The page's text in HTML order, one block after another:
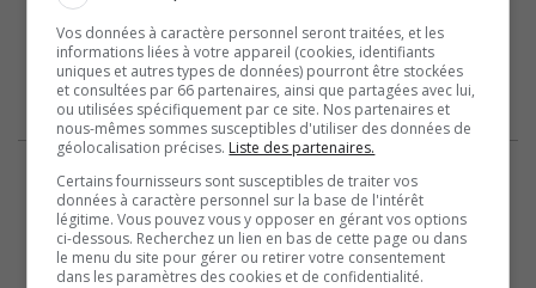
Vos données à caractère personnel seront traitées, et les
informations liées à votre appareil (cookies, identifiants
uniques et autres types de données) pourront être stockées
et consultées par 66 partenaires, ainsi que partagées avec lui,
ou utilisées spécifiquement par ce site. Nos partenaires et
nous-mêmes sommes susceptibles d'utiliser des données de
géolocalisation précises. Liste des partenaires.
Certains fournisseurs sont susceptibles de traiter vos
données à caractère personnel sur la base de l'intérêt
légitime. Vous pouvez vous y opposer en gérant vos options
ci-dessous. Recherchez un lien en bas de cette page ou dans
le menu du site pour gérer ou retirer votre consentement
dans les paramètres des cookies et de confidentialité.